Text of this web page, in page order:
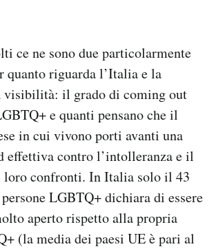
ce ne sono due particolarmente
riguarda l’Italia e la
visibilità: il grado di coming out
e quanti pensano che il
in cui vivono porti avanti una
effettiva contro l’intolleranza e il
loro confronti. In Italia solo il 43
LGBTQ+ dichiara di essere
aperto rispetto alla propria
(la media dei paesi UE è pari al